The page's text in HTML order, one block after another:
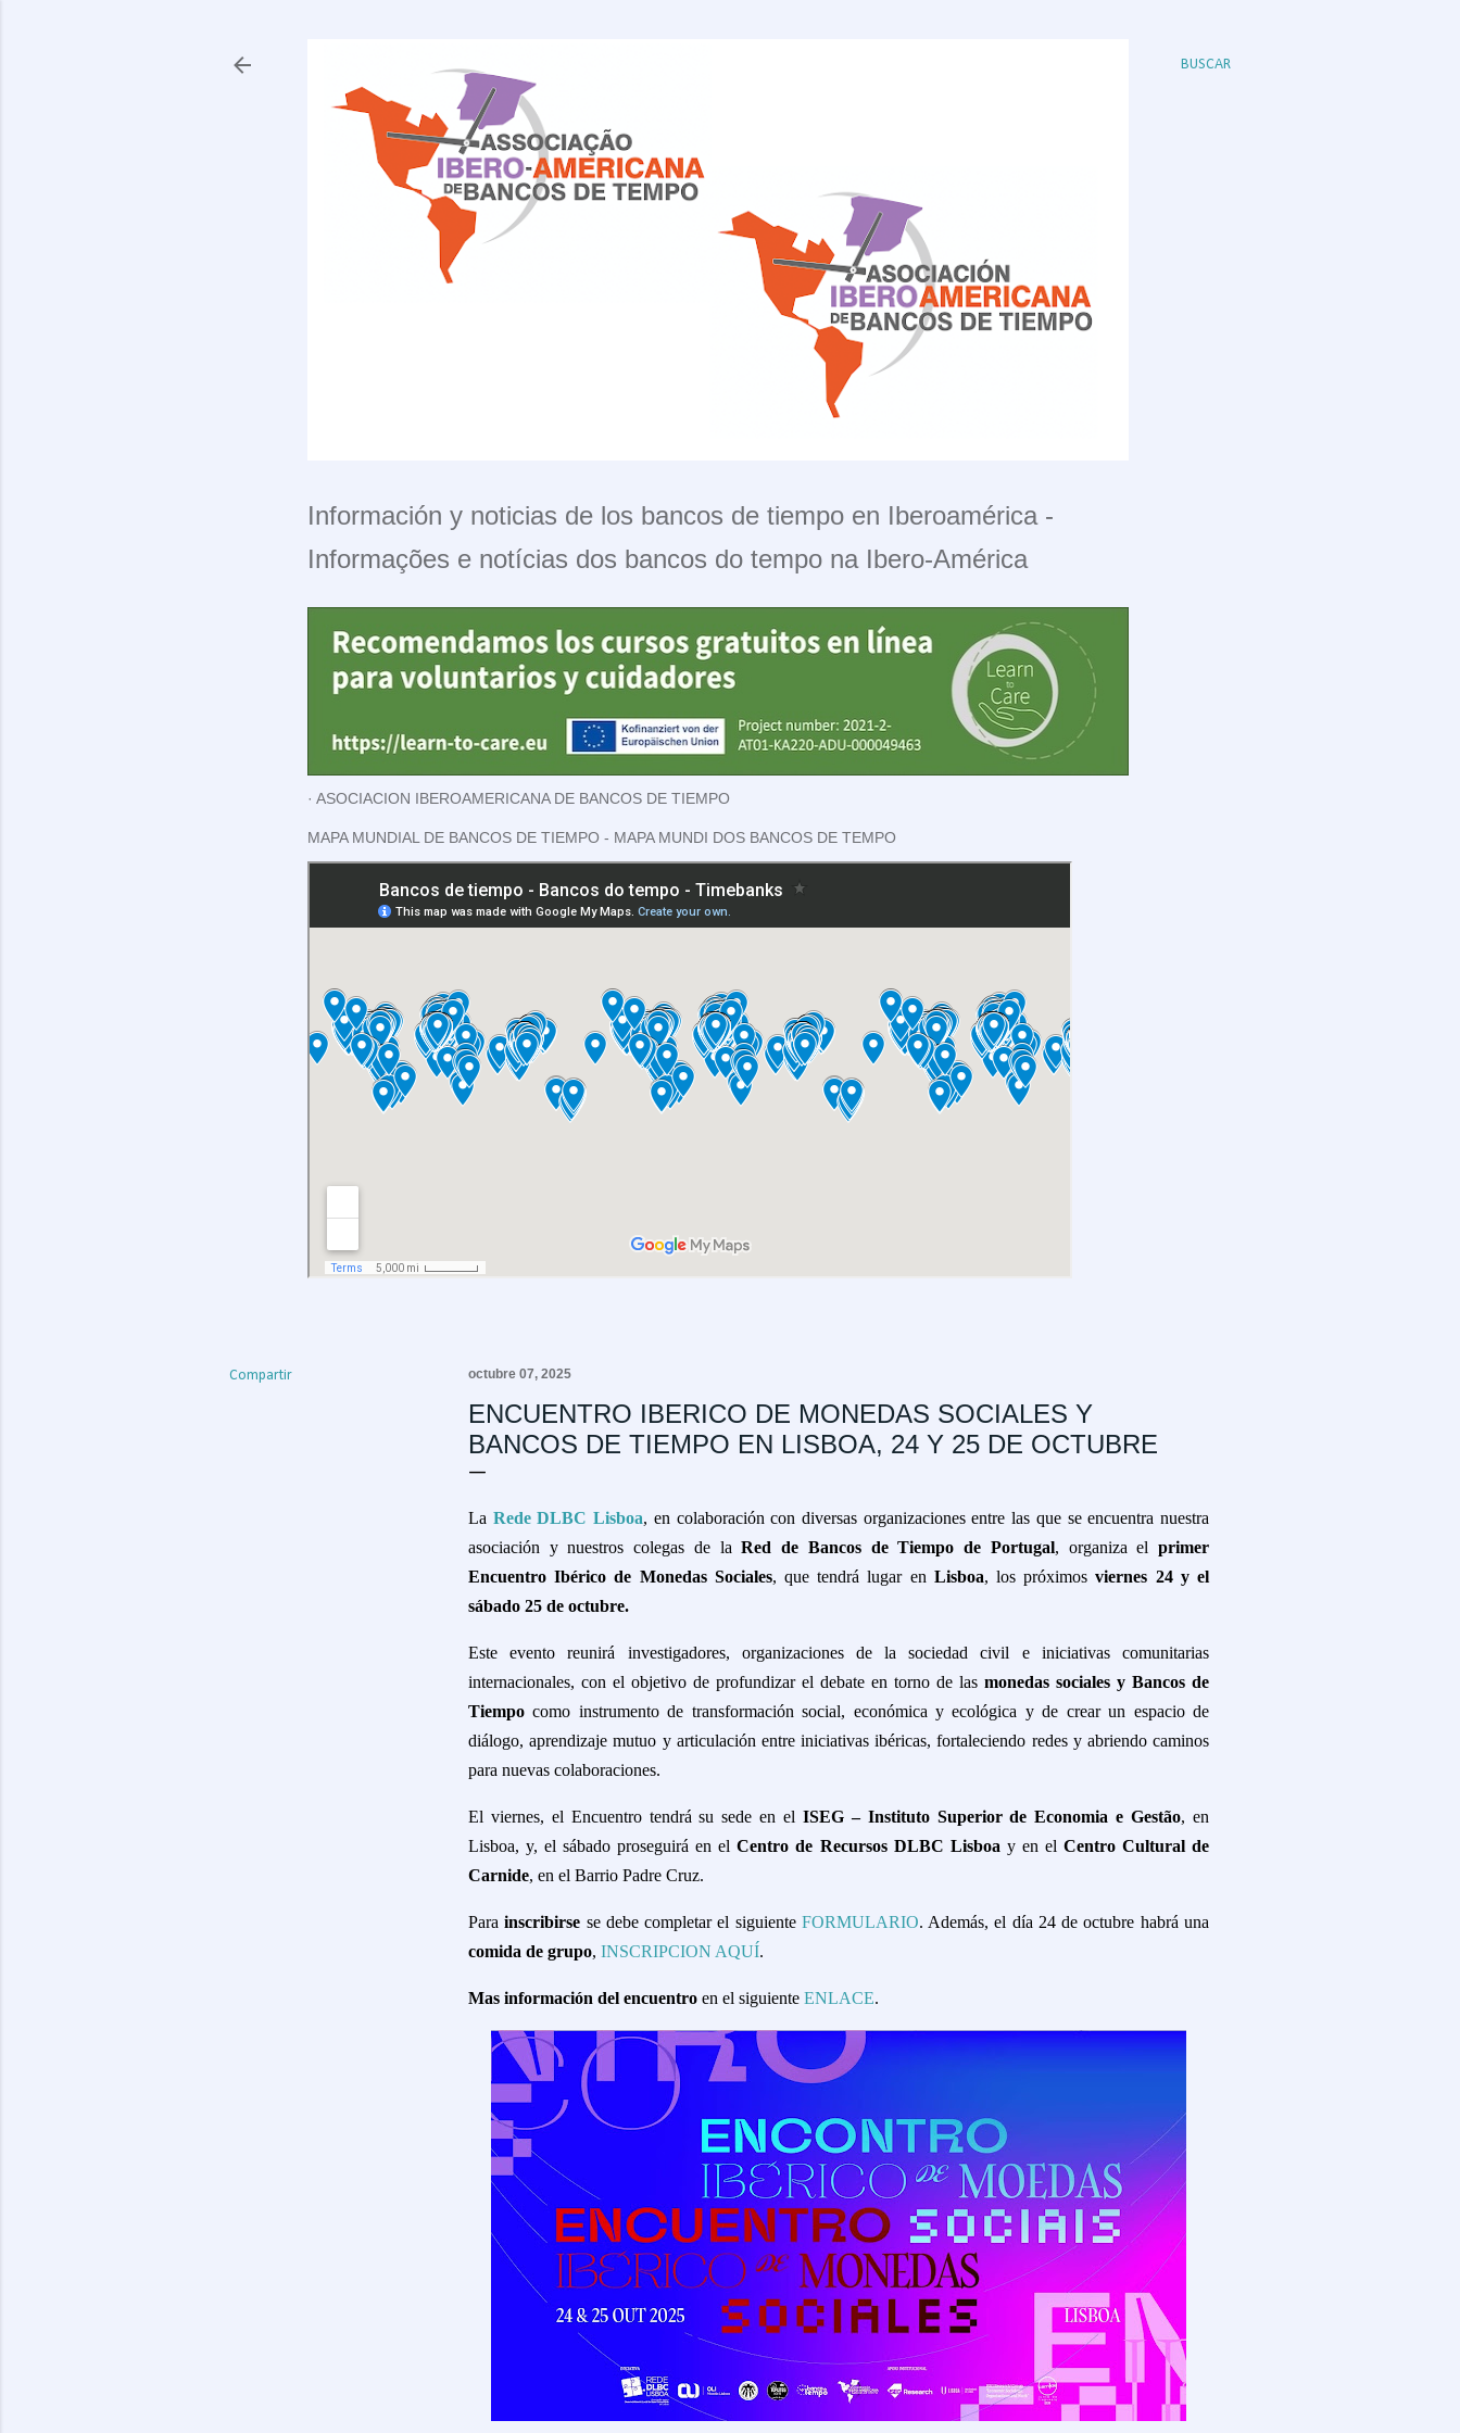
BUSCAR
Información y noticias de los bancos de tiempo en Iberoamérica -
Informações e notícias dos bancos do tempo na Ibero-América
ASOCIACION IBEROAMERICANA DE BANCOS DE TIEMPO
MAPA MUNDIAL DE BANCOS DE TIEMPO - MAPA MUNDI DOS BANCOS DE TEMPO
Compartir octubre 07, 2025
ENCUENTRO IBERICO DE MONEDAS SOCIALES Y
BANCOS DE TIEMPO EN LISBOA, 24 Y 25 DE OCTUBRE
La Rede DLBC Lisboa, en colaboración con diversas organizaciones entre las que se encuentra nuestra
asociación y nuestros colegas de laRed de Bancos de Tiempo de Portugal, organiza elprimer
Encuentro Ibérico de Monedas Sociales, que tendrá lugar en Lisboa, los próximosviernes 24 y el
sábado 25 de octubre.
Este evento reunirá investigadores, organizaciones de la sociedad civil e iniciativas comunitarias
internacionales, con el objetivo de profundizar el debate en torno de las monedas sociales y Bancos de
Tiempo como instrumento de transformación social, económica y ecológica y de crear un espacio de
diálogo, aprendizaje mutuo y articulación entre iniciativas ibéricas, fortaleciendo redes y abriendo caminos
para nuevas colaboraciones.
El viernes, el Encuentro tendrá su sede en el ISEG – Instituto Superior de Economia e Gestão, en
Lisboa, y, el sábado proseguirá en elCentro de Recursos DLBC Lisboa y en el Centro Cultural de
Carnide, en el Barrio Padre Cruz.
Parainscribirse se debe completar el siguiente FORMULARIO. Además, el día 24 de octubre habrá una
comida de grupo, INSCRIPCION AQUÍ.
Mas información del encuentro en el siguiente ENLACE.